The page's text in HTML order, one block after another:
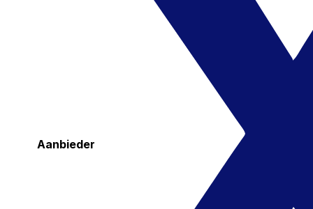
Aanbieder